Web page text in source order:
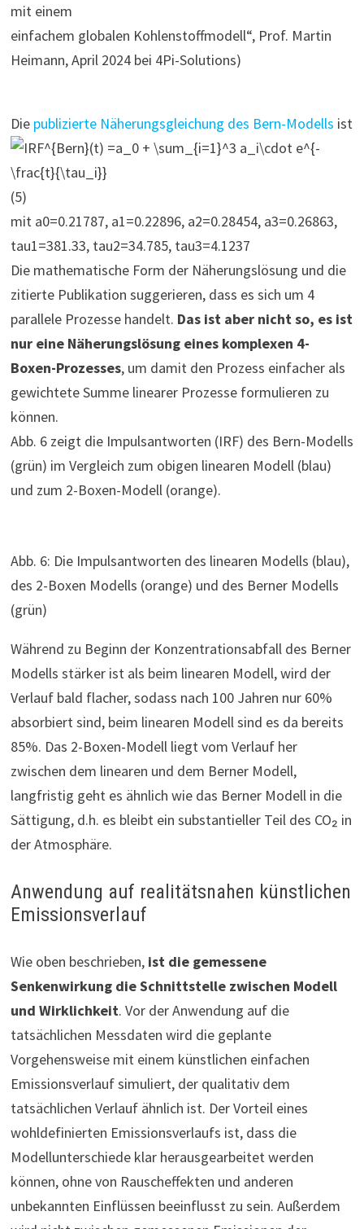
mit einem
einfachem globalen Kohlenstoffmodell“, Prof. Martin
Heimann, April 2024 bei 4Pi-Solutions)
Die publizierte Näherungsgleichung des Bern-Modells ist
(5)
mit a0=0.21787, a1=0.22896, a2=0.28454, a3=0.26863,
tau1=381.33, tau2=34.785, tau3=4.1237
Die mathematische Form der Näherungslösung und die
zitierte Publikation suggerieren, dass es sich um 4
parallele Prozesse handelt. Das ist aber nicht so, es ist
nur eine Näherungslösung eines komplexen 4-
Boxen-Prozesses, um damit den Prozess einfacher als
gewichtete Summe linearer Prozesse formulieren zu
können.
Abb. 6 zeigt die Impulsantworten (IRF) des Bern-Modells
(grün) im Vergleich zum obigen linearen Modell (blau)
und zum 2-Boxen-Modell (orange).
Abb. 6: Die Impulsantworten des linearen Modells (blau),
des 2-Boxen Modells (orange) und des Berner Modells
(grün)
Während zu Beginn der Konzentrationsabfall des Berner
Modells stärker ist als beim linearen Modell, wird der
Verlauf bald flacher, sodass nach 100 Jahren nur 60%
absorbiert sind, beim linearen Modell sind es da bereits
85%. Das 2-Boxen-Modell liegt vom Verlauf her
zwischen dem linearen und dem Berner Modell,
langfristig geht es ähnlich wie das Berner Modell in die
Sättigung, d.h. es bleibt ein substantieller Teil des CO₂ in
der Atmosphäre.
Anwendung auf realitätsnahen künstlichen
Emissionsverlauf
Wie oben beschrieben, ist die gemessene
Senkenwirkung die Schnittstelle zwischen Modell
und Wirklichkeit. Vor der Anwendung auf die
tatsächlichen Messdaten wird die geplante
Vorgehensweise mit einem künstlichen einfachen
Emissionsverlauf simuliert, der qualitativ dem
tatsächlichen Verlauf ähnlich ist. Der Vorteil eines
wohldefinierten Emissionsverlaufs ist, dass die
Modellunterschiede klar herausgearbeitet werden
können, ohne von Rauscheffekten und anderen
unbekannten Einflüssen beeinflusst zu sein. Außerdem